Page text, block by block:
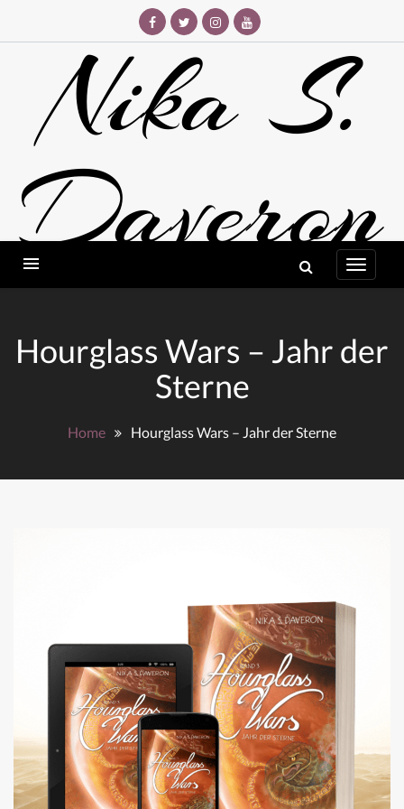
Nika S.
Daveron
Hourglass Wars – Jahr der
Sterne
Home Hourglass Wars – Jahr der Sterne